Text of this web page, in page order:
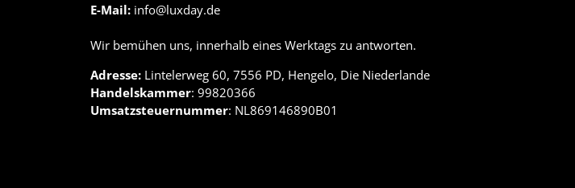
E-Mail: info@luxday.de
Wir bemühen uns, innerhalb eines Werktags zu antworten.
Adresse: Lintelerweg 60, 7556 PD, Hengelo, Die Niederlande
Handelskammer: 99820366
Umsatzsteuernummer: NL869146890B01